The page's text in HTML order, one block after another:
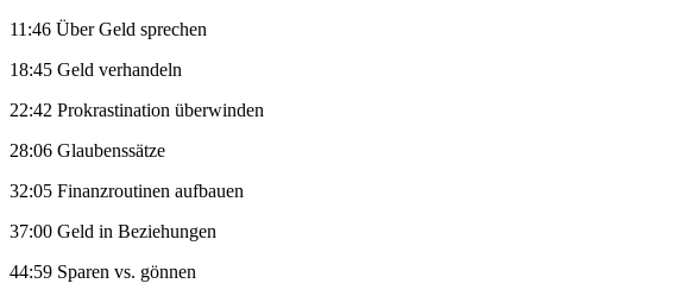
11:46 Über Geld sprechen
18:45 Geld verhandeln
22:42 Prokrastination überwinden
28:06 Glaubenssätze
32:05 Finanzroutinen aufbauen
37:00 Geld in Beziehungen
44:59 Sparen vs. gönnen